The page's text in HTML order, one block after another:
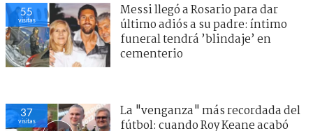
55
visitas
Messi llegó a Rosario para dar
último adiós a su padre: íntimo
funeral tendrá ’blindaje’ en
cementerio
37
visitas
La "venganza" más recordada del
fútbol: cuando Roy Keane acabó